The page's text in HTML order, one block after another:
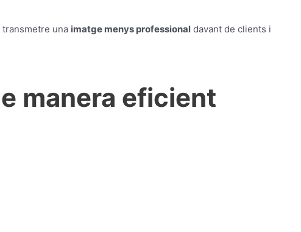
transmetre una imatge menys professional davant de clients i
manera eficient